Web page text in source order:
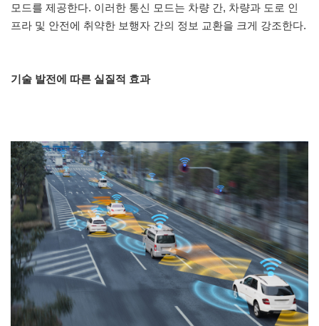
모드를 제공한다. 이러한 통신 모드는 차량 간, 차량과 도로 인
프라 및 안전에 취약한 보행자 간의 정보 교환을 크게 강조한다.
기술 발전에 따른 실질적 효과